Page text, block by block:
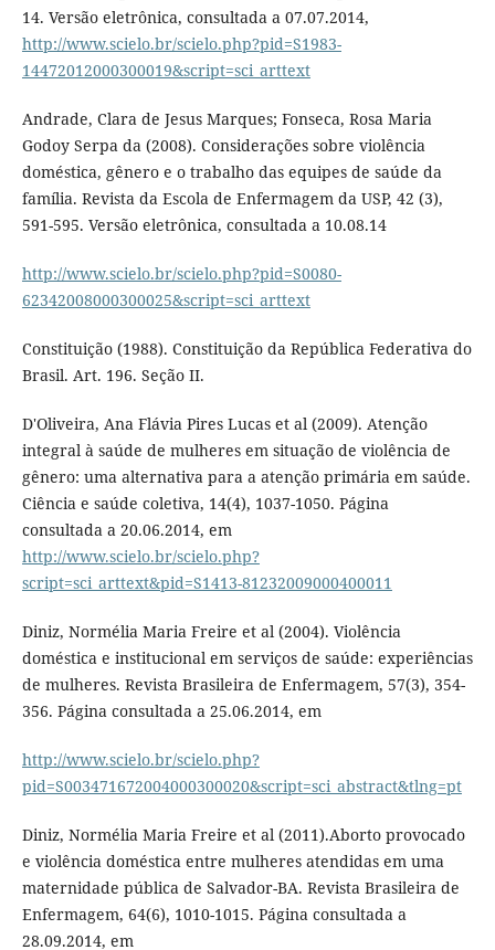
14. Versão eletrônica, consultada a 07.07.2014,
http://www.scielo.br/scielo.php?pid=S1983-
14472012000300019&script=sci_arttext
Andrade, Clara de Jesus Marques; Fonseca, Rosa Maria
Godoy Serpa da (2008). Considerações sobre violência
doméstica, gênero e o trabalho das equipes de saúde da
família. Revista da Escola de Enfermagem da USP, 42 (3),
591-595. Versão eletrônica, consultada a 10.08.14
http://www.scielo.br/scielo.php?pid=S0080-
62342008000300025&script=sci_arttext
Constituição (1988). Constituição da República Federativa do
Brasil. Art. 196. Seção II.
D'Oliveira, Ana Flávia Pires Lucas et al (2009). Atenção
integral à saúde de mulheres em situação de violência de
gênero: uma alternativa para a atenção primária em saúde.
Ciência e saúde coletiva, 14(4), 1037-1050. Página
consultada a 20.06.2014, em
http://www.scielo.br/scielo.php?
script=sci_arttext&pid=S1413-81232009000400011
Diniz, Normélia Maria Freire et al (2004). Violência
doméstica e institucional em serviços de saúde: experiências
de mulheres. Revista Brasileira de Enfermagem, 57(3), 354-
356. Página consultada a 25.06.2014, em
http://www.scielo.br/scielo.php?
pid=S003471672004000300020&script=sci_abstract&tlng=pt
Diniz, Normélia Maria Freire et al (2011).Aborto provocado
e violência doméstica entre mulheres atendidas em uma
maternidade pública de Salvador-BA. Revista Brasileira de
Enfermagem, 64(6), 1010-1015. Página consultada a
28.09.2014, em